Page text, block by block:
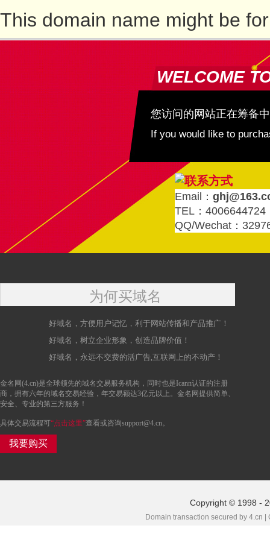
This domain name might be
WELCOME
您访问的网站正在筹备
If you would like to
Email：
TEL：4006644724
QQ/Wechat：
为何买域名
好域名，方便用户记忆，利于网站传播和产品推广！
好域名，树立企业形象，创造品牌价值！
好域名，永远不交费的活广告,互联网上的不动产！
金名网(4.cn)是全球领先的域名交易服务机构，同时也是Icann认证的注册
商，拥有六年的域名交易经验，年交易额达3亿元以上。金名网提供简单、
安全、专业的第三方服务！
具体交易流程可“点击这里”查看或咨询support@4.cn。
我要购买
Copyright © 1998 -
Domain transaction secured by 4.cn